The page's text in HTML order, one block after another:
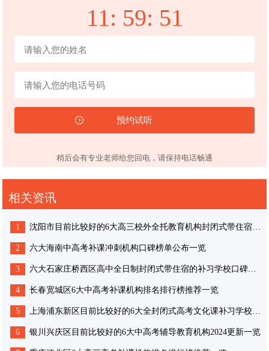
11: 59: 51
稍后会有专业老师给您回电，请保持电话畅通
相关资讯
1 沈阳市目前比较好的6大高三校外全托教育机构封闭式带住宿2024更新一览
2 六大海南中高考补课冲刺机构口碑榜单公布一览
3 六大石家庄桥西区高中全日制封闭式带住宿的补习学校口碑榜单公布一览
4 长春宽城区6大中高考补课机构排名排行榜推荐一览
5 上海浦东新区目前比较好的6大全封闭式高考文化课补习学校2024更新一览
6 银川兴庆区目前比较好的6大中高考辅导教育机构2024更新一览